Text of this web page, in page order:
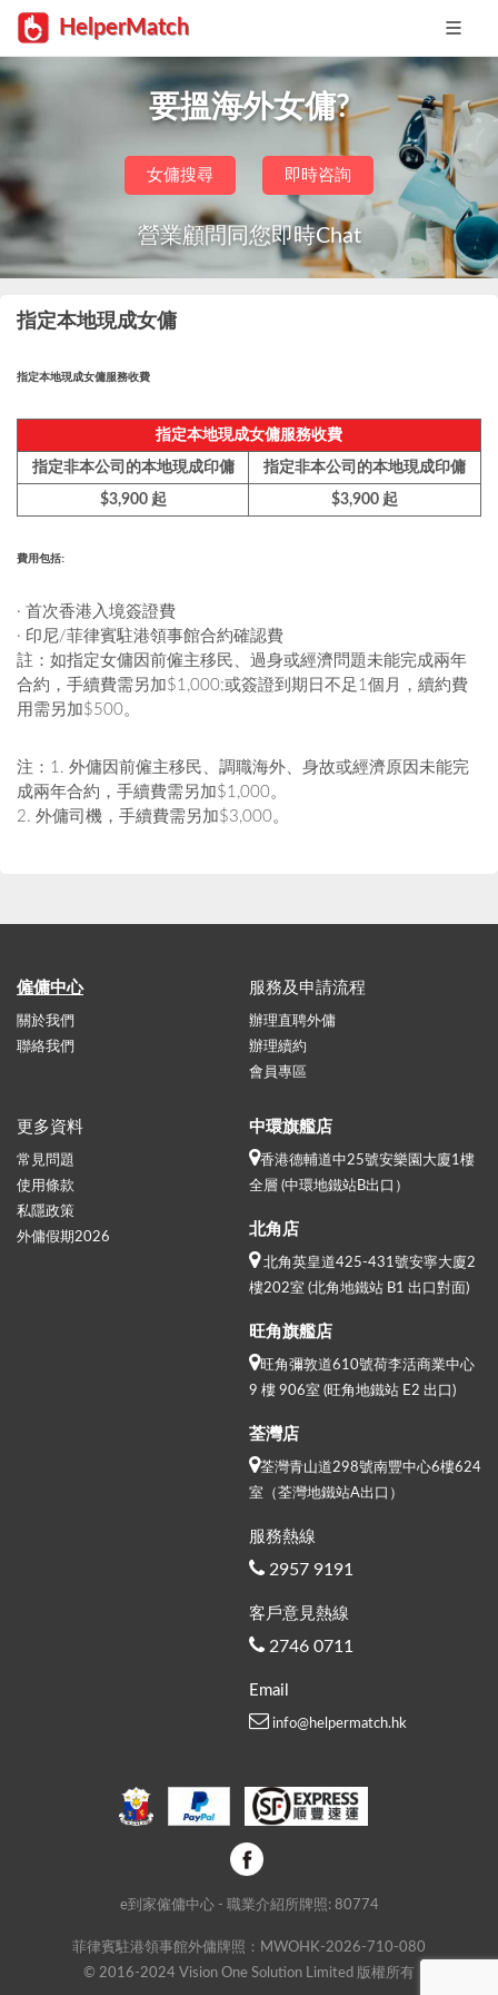
HelperMatch
要搵海外女傭?
女傭搜尋 即時咨詢
營業顧問同您即時Chat
指定本地現成女傭
指定本地現成女傭服務收費
指定本地現成女傭服務收費
指定非本公司的本地現成印傭 指定非本公司的本地現成印傭
$3,900 起 $3,900 起
費用包括:
· 首次香港入境簽證費
· 印尼/菲律賓駐港領事館合約確認費
註：如指定女傭因前僱主移民、過身或經濟問題未能完成兩年
合約，手續費需另加$1,000;或簽證到期日不足1個月，續約費
用需另加$500。
注：1. 外傭因前僱主移民、調職海外、身故或經濟原因未能完
成兩年合約，手續費需另加$1,000。
2. 外傭司機，手續費需另加$3,000。
僱傭中心
關於我們
聯絡我們
服務及申請流程
辦理直聘外傭
辦理續約
會員專區
更多資料
常見問題
使用條款
私隱政策
外傭假期2026
中環旗艦店
香港德輔道中25號安樂園大廈1樓
全層 (中環地鐵站B出口）
北角店
北角英皇道425-431號安寧大廈2
樓202室 (北角地鐵站 B1 出口對面)
旺角旗艦店
旺角彌敦道610號荷李活商業中心
9 樓 906室 (旺角地鐵站 E2 出口)
荃灣店
荃灣青山道298號南豐中心6樓624
室（荃灣地鐵站A出口）
服務熱線
2957 9191
客戶意見熱線
2746 0711
Email
info@helpermatch.hk
e到家僱傭中心 - 職業介紹所牌照: 80774
菲律賓駐港領事館外傭牌照：MWOHK-2026-710-080
© 2016-2024 Vision One Solution Limited 版權所有